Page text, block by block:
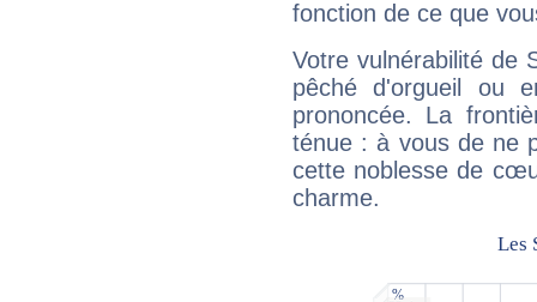
fonction de ce que
Votre vulnérabilité de
pêché d'orgueil ou
prononcée. La
ténue : à vous de ne
cette noblesse de
charme.